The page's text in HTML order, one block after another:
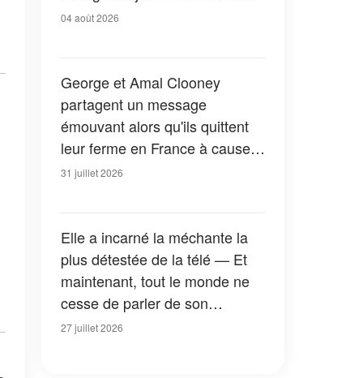
04 août 2026
George et Amal Clooney
partagent un message
émouvant alors qu'ils quittent
leur ferme en France à cause
des feux de forêt — Tous les
31 juillet 2026
Elle a incarné la méchante la
plus détestée de la télé — Et
maintenant, tout le monde ne
cesse de parler de son
apparition dans la nouvelle
27 juillet 2026